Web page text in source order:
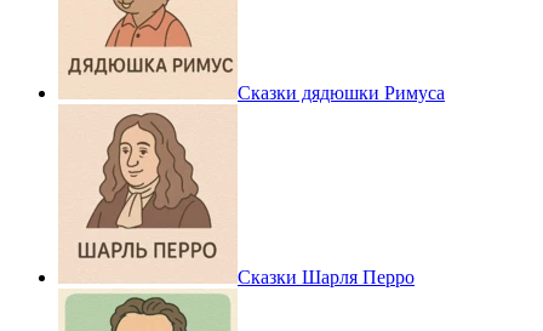
Сказки дядюшки Римуса
Сказки Шарля Перро